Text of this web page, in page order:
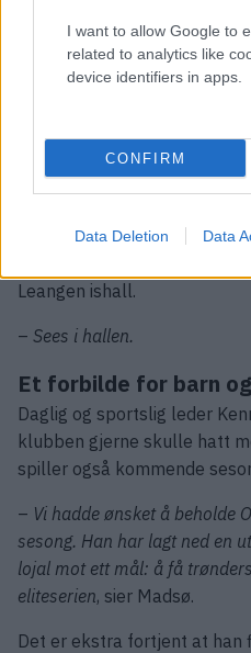
I want to allow Google to
related to analytics like
device identifiers in apps.
CONFIRM
Data Deletion Data
Takker alle som har
Ole Christian ønsker å
gjøre hockeyreisen mulig.
Jeg vil benytte
lagkamerater, trenere,
ikke minst til dere
Leangen ishall.
– Sees i hallen.
Et forbilde for barn
Daglig og sportslig leder
klubben gjerne skulle hatt
spiller også kommende
– Vi hadde ønsket å beholde
sesong. Han har lagt ned en
lojal mot ett mål: å få
eliteserien, sier Madsø.
Det er ekstra fortjent at